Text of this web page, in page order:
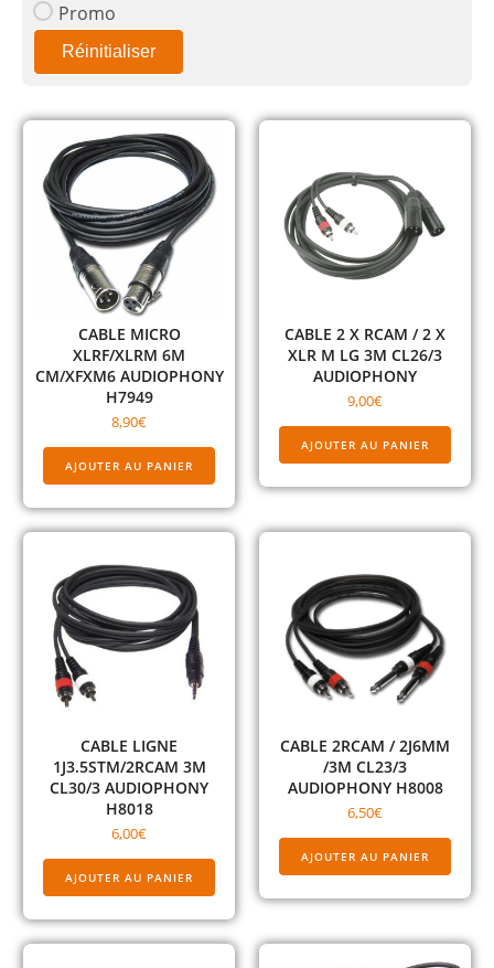
Promo
Réinitialiser
CABLE MICRO
XLRF/XLRM 6M
CM/XFXM6 AUDIOPHONY
H7949
8,90€
AJOUTER AU PANIER
CABLE 2 X RCAM / 2 X
XLR M LG 3M CL26/3
AUDIOPHONY
9,00€
AJOUTER AU PANIER
CABLE LIGNE
1J3.5STM/2RCAM 3M
CL30/3 AUDIOPHONY
H8018
6,00€
AJOUTER AU PANIER
CABLE 2RCAM / 2J6MM
/3M CL23/3
AUDIOPHONY H8008
6,50€
AJOUTER AU PANIER